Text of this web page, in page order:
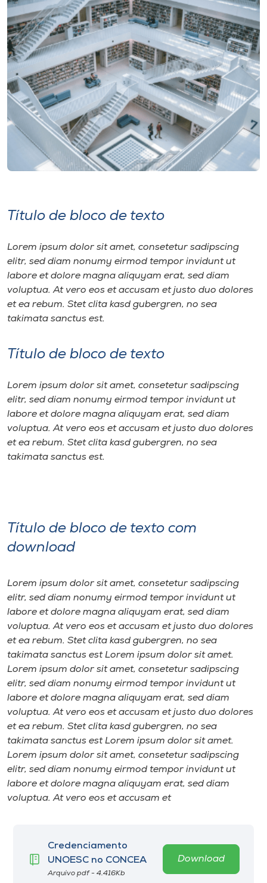
Título de bloco de texto
Lorem ipsum dolor sit amet, consetetur sadipscing
elitr, sed diam nonumy eirmod tempor invidunt ut
labore et dolore magna aliquyam erat, sed diam
voluptua. At vero eos et accusam et justo duo dolores
et ea rebum. Stet clita kasd gubergren, no sea
takimata sanctus est.
Título de bloco de texto
Lorem ipsum dolor sit amet, consetetur sadipscing
elitr, sed diam nonumy eirmod tempor invidunt ut
labore et dolore magna aliquyam erat, sed diam
voluptua. At vero eos et accusam et justo duo dolores
et ea rebum. Stet clita kasd gubergren, no sea
takimata sanctus est.
Título de bloco de texto com
download
Lorem ipsum dolor sit amet, consetetur sadipscing
elitr, sed diam nonumy eirmod tempor invidunt ut
labore et dolore magna aliquyam erat, sed diam
voluptua. At vero eos et accusam et justo duo dolores
et ea rebum. Stet clita kasd gubergren, no sea
takimata sanctus est Lorem ipsum dolor sit amet.
Lorem ipsum dolor sit amet, consetetur sadipscing
elitr, sed diam nonumy eirmod tempor invidunt ut
labore et dolore magna aliquyam erat, sed diam
voluptua. At vero eos et accusam et justo duo dolores
et ea rebum. Stet clita kasd gubergren, no sea
takimata sanctus est Lorem ipsum dolor sit amet.
Lorem ipsum dolor sit amet, consetetur sadipscing
elitr, sed diam nonumy eirmod tempor invidunt ut
labore et dolore magna aliquyam erat, sed diam
voluptua. At vero eos et accusam et
Credenciamento
UNOESC no CONCEA
Arquivo pdf - 4.416Kb
Download